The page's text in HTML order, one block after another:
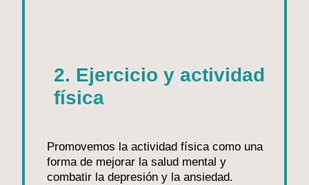
2. Ejercicio y actividad
física
Promovemos la actividad física como una
forma de mejorar la salud mental y
combatir la depresión y la ansiedad.